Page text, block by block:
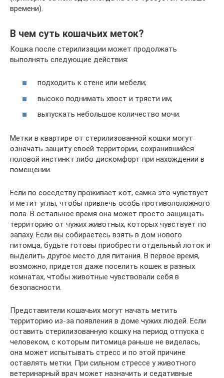
времени).
В чем суть кошачьих меток?
Кошка после стерилизации может продолжать
выполнять следующие действия:
подходить к стене или мебели;
высоко поднимать хвост и трясти им;
выпускать небольшое количество мочи.
Метки в квартире от стерилизованной кошки могут
означать защиту своей территории, сохранившийся
половой инстинкт либо дискомфорт при нахождении в
помещении.
Если по соседству проживает кот, самка это чувствует
и метит углы, чтобы привлечь особь противоположного
пола. В остальное время она может просто защищать
территорию от чужих животных, которых чувствует по
запаху. Если вы собираетесь взять в дом нового
питомца, будьте готовы приобрести отдельный лоток и
выделить другое место для питания. В первое время,
возможно, придется даже поселить кошек в разных
комнатах, чтобы животные чувствовали себя в
безопасности.
Представители кошачьих могут начать метить
территорию из-за появления в доме чужих людей. Если
оставить стерилизованную кошку на период отпуска с
человеком, с которым питомица раньше не виделась,
она может испытывать стресс и по этой причине
оставлять метки. При сильном стрессе у животного
ветеринарный врач может назначить и седативные